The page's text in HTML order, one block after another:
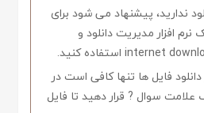
ندارید، پیشنهاد می شود برای
نرم افزار مدیریت دانلود و
فایل ها تنها کافی است در
علامت سوال ? قرار دهید تا فایل